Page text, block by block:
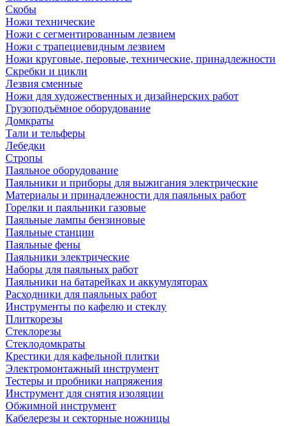
Скобы
Ножи технические
Ножи с сегментированным лезвием
Ножи с трапециевидным лезвием
Ножи круговые, перовые, технические, принадлежности
Скребки и цикли
Лезвия сменные
Ножи для художественных и дизайнерских работ
Грузоподъёмное оборудование
Домкраты
Тали и тельферы
Лебедки
Стропы
Паяльное оборудование
Паяльники и приборы для выжигания электрические
Материалы и принадлежности для паяльных работ
Горелки и паяльники газовые
Паяльные лампы бензиновые
Паяльные станции
Паяльные фены
Паяльники электрические
Наборы для паяльных работ
Паяльники на батарейках и аккумуляторах
Расходники для паяльных работ
Инструменты по кафелю и стеклу
Плиткорезы
Стеклорезы
Стеклодомкраты
Крестики для кафельной плитки
Электромонтажный инструмент
Тестеры и пробники напряжения
Инструмент для снятия изоляции
Обжимной инструмент
Кабелерезы и секторные ножницы